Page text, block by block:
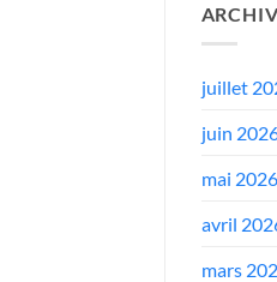
juillet
juin
mai 2026
avril
mars